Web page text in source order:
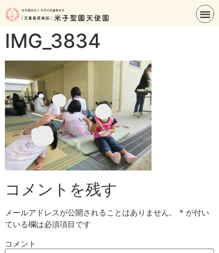
IMG_3834
コメントを残す
メールアドレスが公開されることはありません。 * が付い
ている欄は必須項目です
コメント